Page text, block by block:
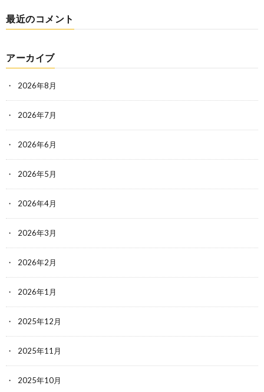
最近のコメント
アーカイブ
2026年8月
2026年7月
2026年6月
2026年5月
2026年4月
2026年3月
2026年2月
2026年1月
2025年12月
2025年11月
2025年10月